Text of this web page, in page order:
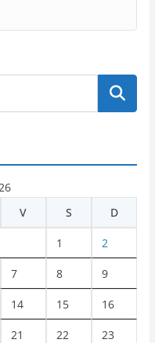
V S D
1 2
7 8 9
14 15 16
21 22 23